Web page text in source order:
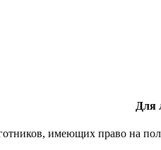
Для
имеющих право на